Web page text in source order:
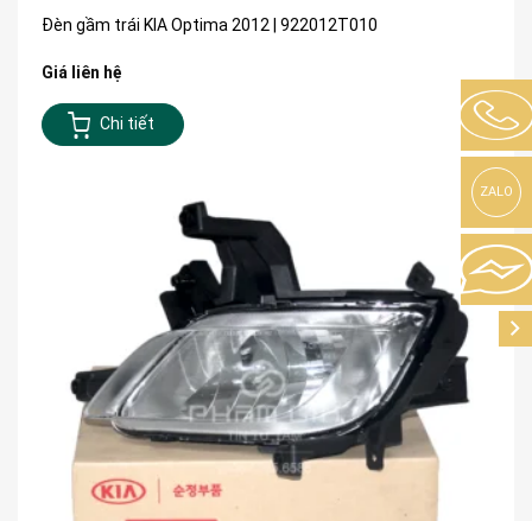
Đèn gầm trái KIA Optima 2012 | 922012T010
Giá liên hệ
Chi tiết
ZALO